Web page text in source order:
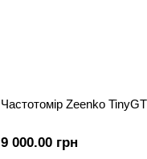
Частотомір Zeenko
9 000.00 грн